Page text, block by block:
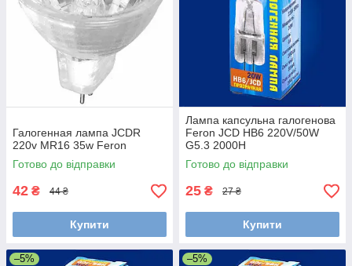
Галогенная лампа JCDR
220v MR16 35w Feron
Готово до відправки
42 ₴ 44 ₴
Купити
Лампа капсульна галогенова
Feron JCD HB6 220V/50W
G5.3 2000H
Готово до відправки
25 ₴ 27 ₴
Купити
–5% –5%